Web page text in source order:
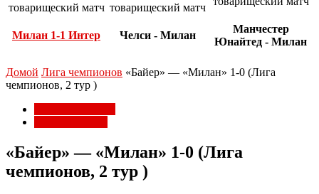
товарищеский матч
Милан 1-1 Интер
товарищеский матч
Челси - Милан
Манчестер
Юнайтед - Милан
Домой Лига чемпионов «Байер» — «Милан» 1-0 (Лига
чемпионов, 2 тур )
«Байер» — «Милан» 1-0 (Лига
чемпионов, 2 тур )